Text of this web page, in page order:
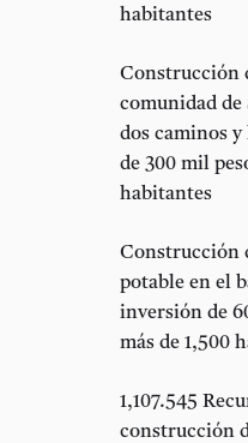
habitantes
Construcción
comunidad
dos caminos
de 300 mil
habitantes
Construcción
potable en el
inversión de
más de 1,500
1,107.545
construcción